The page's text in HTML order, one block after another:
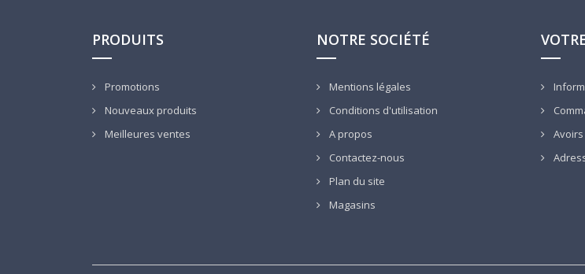
PRODUITS
Promotions
Nouveaux produits
Meilleures ventes
NOTRE SOCIÉTÉ
Mentions légales
Conditions d'utilisation
A propos
Contactez-nous
Plan du site
Magasins
Avoirs